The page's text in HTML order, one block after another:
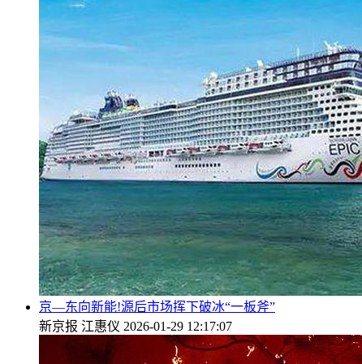
京—东向新能!源后市场挥下破冰“一板斧”
新京报 江惠仪 2026-01-29 12:17:07